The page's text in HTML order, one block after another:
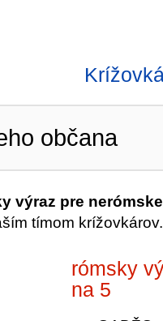
občana
výraz pre
tímom krížovkárov.
rómsky
na 5